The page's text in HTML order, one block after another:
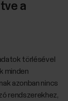
a
törlésével
minden
azonban nincs
rendszerekhez,